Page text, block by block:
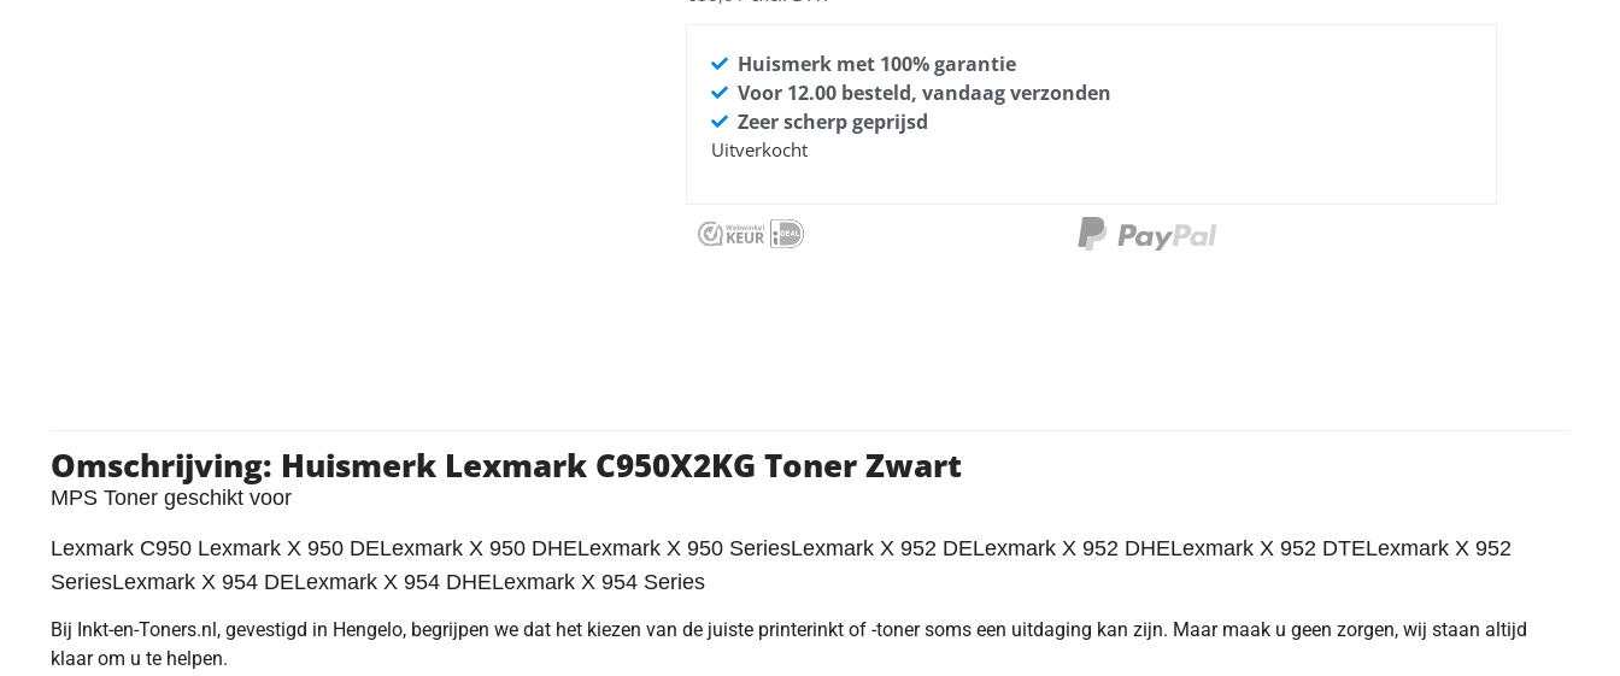
Huismerk met 100% garantie
Voor 12.00 besteld, vandaag verzonden
Zeer scherp geprijsd
Uitverkocht
Omschrijving: Huismerk Lexmark C950X2KG Toner Zwart
MPS Toner geschikt voor
Lexmark C950 Lexmark X 950 DELexmark X 950 DHELexmark X 950 SeriesLexmark X 952 DELexmark X 952 DHELexmark X 952 DTELexmark X 952
SeriesLexmark X 954 DELexmark X 954 DHELexmark X 954 Series
Bij Inkt-en-Toners.nl, gevestigd in Hengelo, begrijpen we dat het kiezen van de juiste printerinkt of -toner soms een uitdaging kan zijn. Maar maak u geen zorgen, wij staan altijd
klaar om u te helpen.